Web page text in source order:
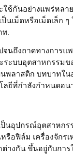
ใช้กันอย่างแพร่หล
เม็ดหรือเม็ดเล็ก ๆ
ท.
นถึงถาดทางการ
ะบบอุตสาหกรรม
พลาสติก บทบาท
ลยีที่กำลังกำหนดอน
ป็นอุปกรณ์อุตสาหกร
รือฟิล์ม เครื่องจัก
างกัน ขึ้นอยู่กับการ